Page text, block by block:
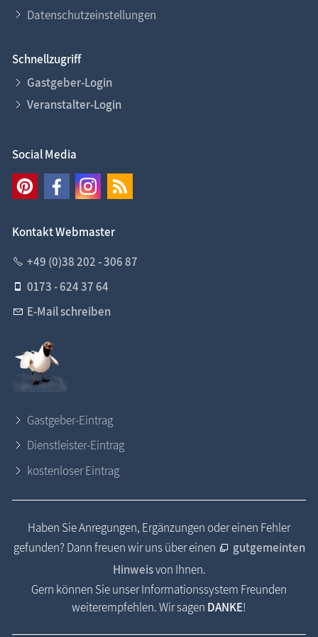
Datenschutzeinstellungen
Schnellzugriff
Gastgeber-Login
Veranstalter-Login
Social Media
Kontakt Webmaster
+49 (0)38 202 - 306 87
0173 - 624 37 64
E-Mail schreiben
Gastgeber-Eintrag
Dienstleister-Eintrag
kostenloser Eintrag
Haben Sie Anregungen, Ergänzungen oder einen Fehler
gefunden? Dann freuen wir uns über einen
gutgemeinten
Hinweisvon Ihnen.
Gern können Sie unser Informationssystem Freunden
weiterempfehlen. Wir sagen DANKE!